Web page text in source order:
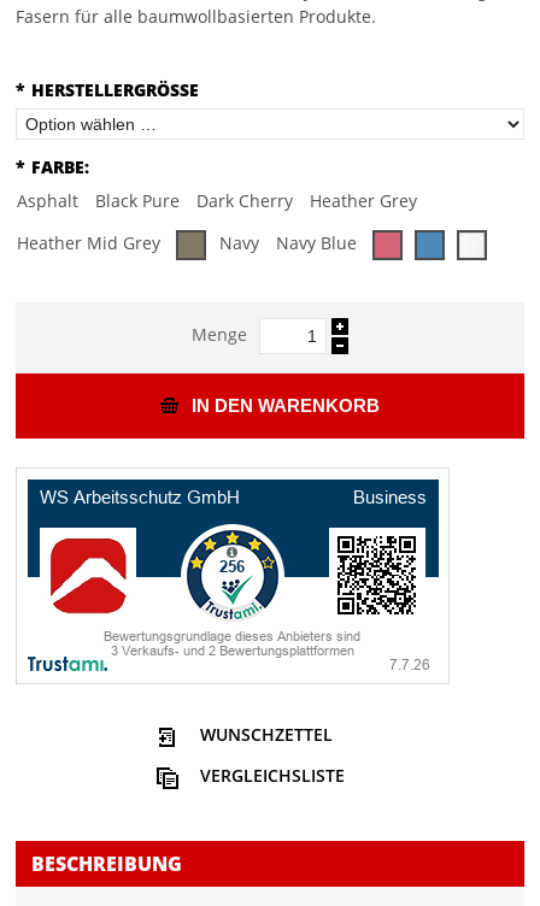
Fasern für alle baumwollbasierten Produkte.
* HERSTELLERGRÖSSE
* FARBE:
Asphalt
Black Pure Dark Cherry
Heather Grey
Heather Mid Grey
Navy Navy Blue
Menge
IN DEN WARENKORB
WUNSCHZETTEL
VERGLEICHSLISTE
BESCHREIBUNG